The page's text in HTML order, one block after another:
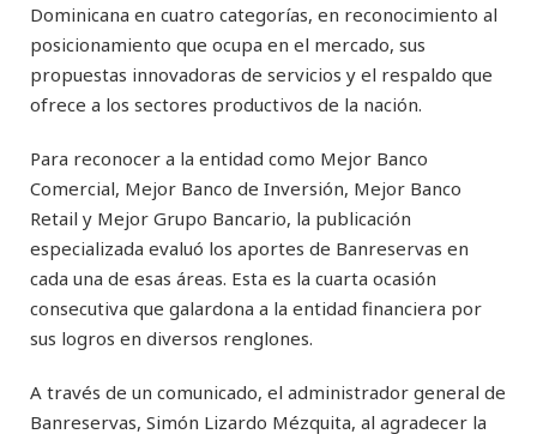
Dominicana en cuatro categorías, en reconocimiento al
posicionamiento que ocupa en el mercado, sus
propuestas innovadoras de servicios y el respaldo que
ofrece a los sectores productivos de la nación.
Para reconocer a la entidad como Mejor Banco
Comercial, Mejor Banco de Inversión, Mejor Banco
Retail y Mejor Grupo Bancario, la publicación
especializada evaluó los aportes de Banreservas en
cada una de esas áreas. Esta es la cuarta ocasión
consecutiva que galardona a la entidad financiera por
sus logros en diversos renglones.
A través de un comunicado, el administrador general de
Banreservas, Simón Lizardo Mézquita, al agradecer la